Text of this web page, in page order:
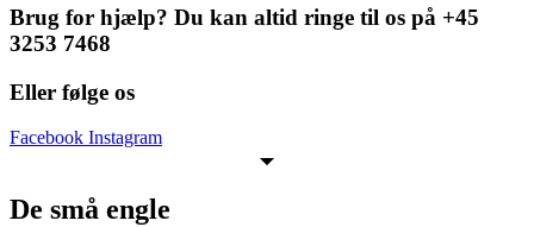
Brug for hjælp? Du kan altid ringe til os på +45
3253 7468
Eller følge os
Facebook Instagram
De små engle